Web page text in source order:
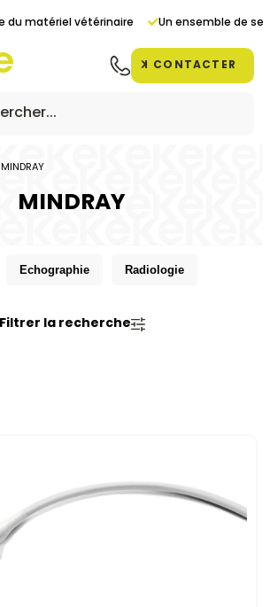
vétérinaire Un ensemble de services
CONTACTER
MINDRAY
MINDRAY
Echographie Radiologie
Filtrer la recherche